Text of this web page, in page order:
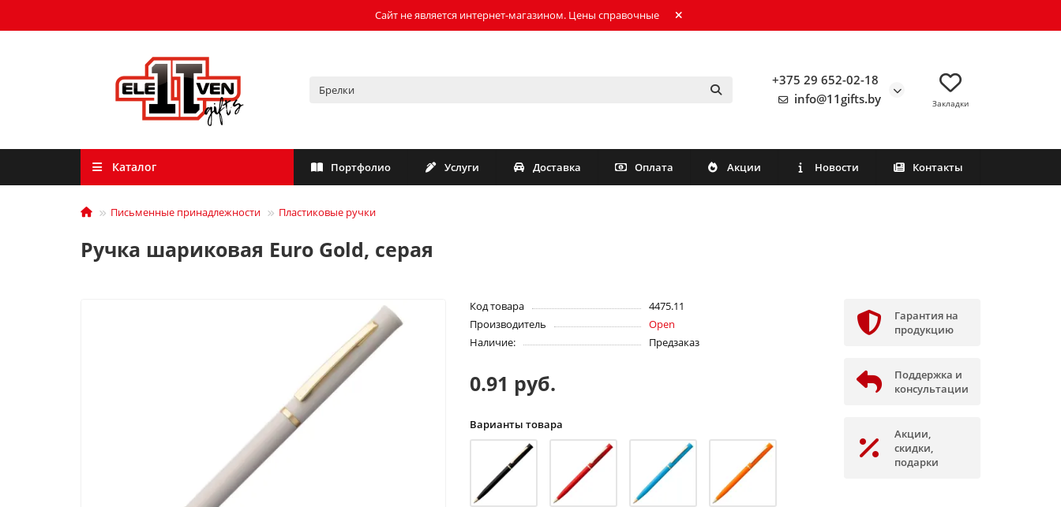
Сайт не является интернет-магазином. Цены справочные
+375 29 652-02-18
info@11gifts.by
Закладки
Каталог Портфолио Услуги Доставка Оплата Акции Новости Контакты
Письменные принадлежности Пластиковые ручки
Ручка шариковая Euro Gold, серая
Код товара
4475.11
Производитель
Open
Наличие:
Предзаказ
0.91 руб.
Варианты товара
Гарантия на
продукцию
Поддержка и
консультации
Акции,
скидки,
подарки